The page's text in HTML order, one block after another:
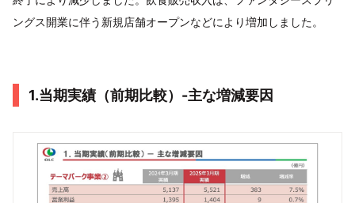
ングス開業に伴う新規店舗オープンなどにより増加しました。
1.当期実績（前期比較）-主な増減要因